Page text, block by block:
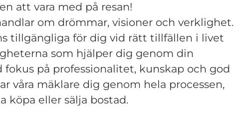
att vara med på resan!
om drömmar, visioner och verklighet.
tillgängliga för dig vid rätt tillfällen i livet
som hjälper dig genom din
fokus på professionalitet, kunskap och god
våra mäklare dig genom hela processen,
köpa eller sälja bostad.